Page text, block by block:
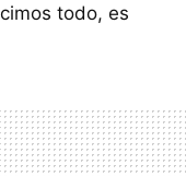
todo, es